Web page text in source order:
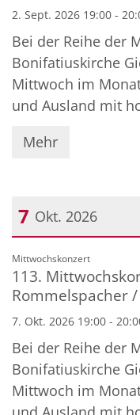
2. Sept. 2026 19:00 -
Bei der Reihe der
Bonifatiuskirche
Mittwoch im
und Ausland mit
Mehr
7 Okt. 2026
Datum: 7. Oktober
Mittwochskonzert:
113.
Rommelspacher
7. Okt. 2026 19:00 -
Bei der Reihe der
Bonifatiuskirche
Mittwoch im